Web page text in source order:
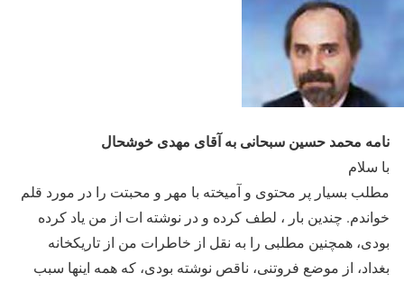
نامه محمد حسین سبحانی به آقای مهدی خوشحال
با سلام
مطلب بسیار پر محتوی و آمیخته با مهر و محبتت را در مورد قلم
خواندم. چندین بار ، لطف کرده و در نوشته ات از من یاد کرده
بودی، همچنین مطلبی را به نقل از خاطرات من از تاریکخانه
بغداد، از موضع فروتنی، ناقص نوشته بودی، که همه اینها سبب